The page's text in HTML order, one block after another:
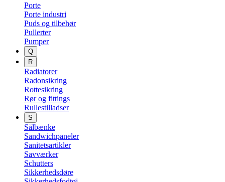
Porte
Porte industri
Puds og tilbehør
Pullerter
Pumper
Q
R
Radiatorer
Radonsikring
Rottesikring
Rør og fittings
Rullestilladser
S
Sålbænke
Sandwichpaneler
Sanitetsartikler
Savværker
Schutters
Sikkerhedsdøre